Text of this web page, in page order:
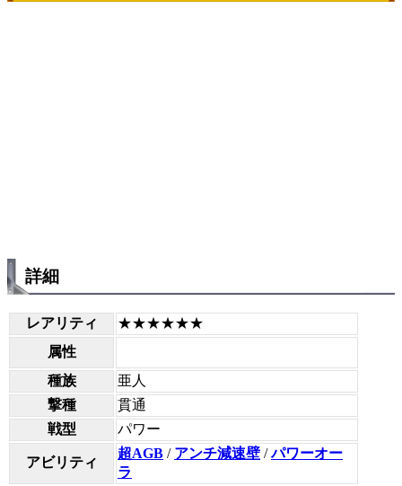
詳細
レアリティ
★★★★★★
属性
種族
亜人
撃種
貫通
戦型
パワー
アビリティ
超AGB / アンチ減速壁 /パワーオー
ラ